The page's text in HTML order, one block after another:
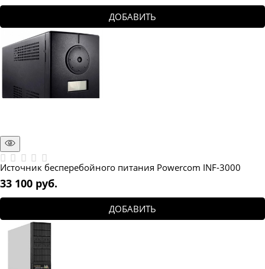
ДОБАВИТЬ
Источник бесперебойного питания Powercom INF-3000
33 100 руб.
ДОБАВИТЬ